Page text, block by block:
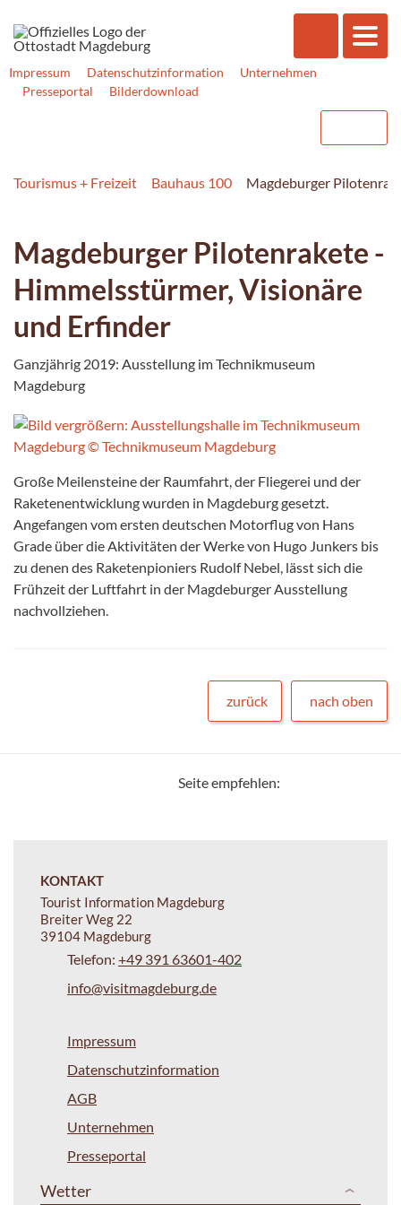
Impressum Datenschutzinformation
Unternehmen
Presseportal
Bilderdownload
Tourismus + Freizeit Bauhaus 100 Magdeburger
Magdeburger Pilotenrakete -
Himmelsstürmer, Visionäre
und Erfinder
Ganzjährig 2019: Ausstellung im Technikmuseum
Magdeburg
Große Meilensteine der Raumfahrt, der Fliegerei und der
Raketenentwicklung wurden in Magdeburg gesetzt.
Angefangen vom ersten deutschen Motorflug von Hans
Grade über die Aktivitäten der Werke von Hugo Junkers bis
zu denen des Raketenpioniers Rudolf Nebel, lässt sich die
Frühzeit der Luftfahrt in der Magdeburger Ausstellung
nachvollziehen.
zurück nach oben
Seite empfehlen:
KONTAKT
Tourist Information Magdeburg
Breiter Weg 22
39104 Magdeburg
Telefon: +49 391 63601-402
info@visitmagdeburg.de
Impressum
Datenschutzinformation
AGB
Unternehmen
Presseportal
Wetter